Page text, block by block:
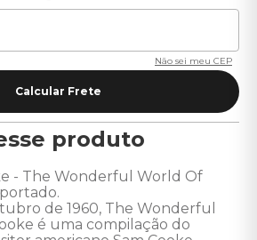
Não sei meu CEP
produto
- The Wonderful World Of
de 1960, The Wonderful
é uma compilação do